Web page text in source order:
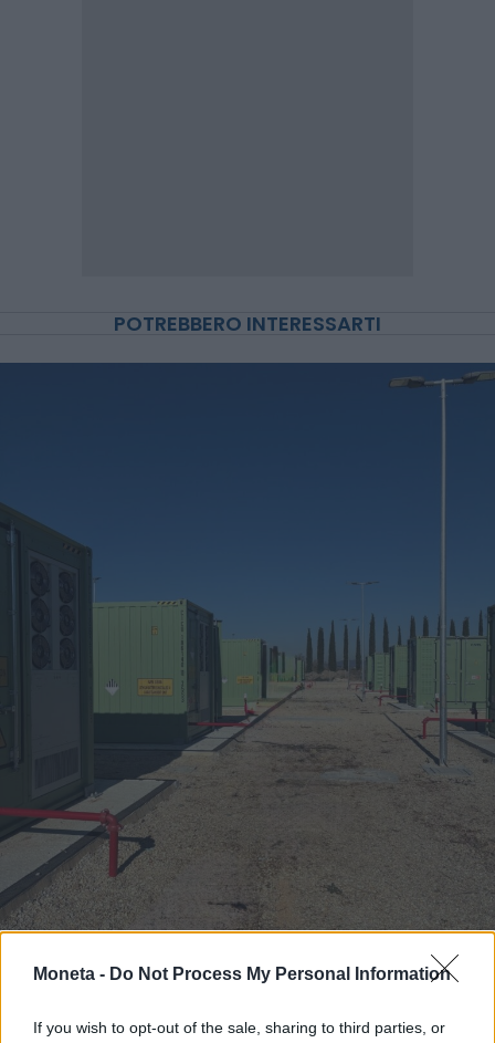
Moneta - Do Not Process My Personal Information
If you wish to opt-out of the sale, sharing to third parties, or
POTREBBERO INTERESSARTI